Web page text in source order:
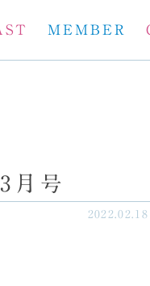
MEMBER
月号
2022.02.18